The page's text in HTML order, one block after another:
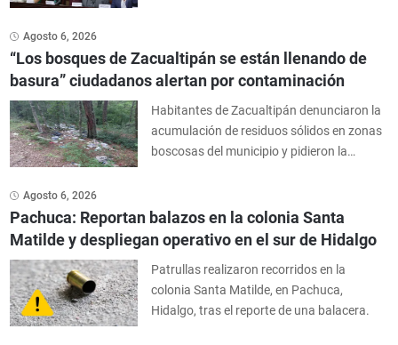
puntos de la ciudad.
Agosto 6, 2026
“Los bosques de Zacualtipán se están llenando de
basura” ciudadanos alertan por contaminación
Habitantes de Zacualtipán denunciaron la
acumulación de residuos sólidos en zonas
boscosas del municipio y pidieron la
Agosto 6, 2026
Pachuca: Reportan balazos en la colonia Santa
Matilde y despliegan operativo en el sur de Hidalgo
Patrullas realizaron recorridos en la
colonia Santa Matilde, en Pachuca,
Hidalgo, tras el reporte de una balacera.